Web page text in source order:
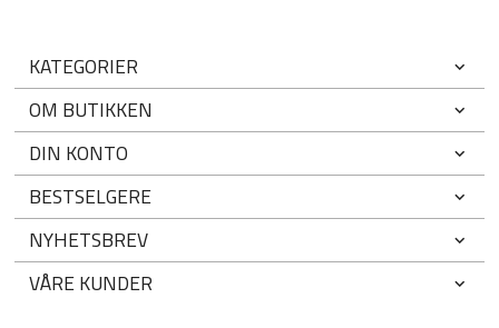
KATEGORIER
OM BUTIKKEN
DIN KONTO
BESTSELGERE
NYHETSBREV
VÅRE KUNDER